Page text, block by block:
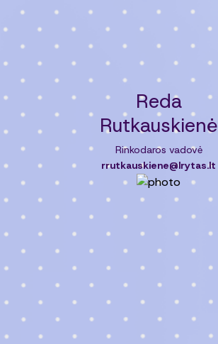
Reda
Rutkauskienė
Rinkodaros vadovė
rrutkauskiene@lrytas.lt